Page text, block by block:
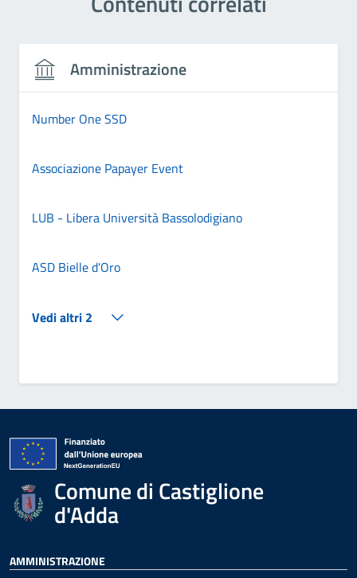
Amministrazione
Number One SSD
Associazione Papayer Event
LUB - Libera Università Bassolodigiano
ASD Bielle d'Oro
Vedi altri 2
Comune di Castiglione
d'Adda
AMMINISTRAZIONE